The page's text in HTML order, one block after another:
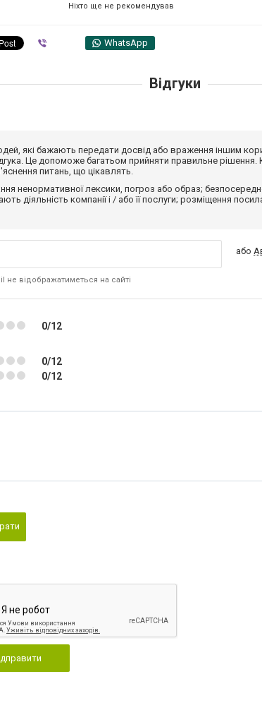
Ніхто ще не рекомендував
WhatsApp
Відгуки
які бажають передати досвід або враження іншим
Це допоможе багатьом прийняти правильне рішення.
питань, що цікавлять.
ненормативної лексики, погроз або образ;
діяльність компанії і / або її послуги; розміщення
не відображатиметься на сайті
або
0/12
0/12
0/12